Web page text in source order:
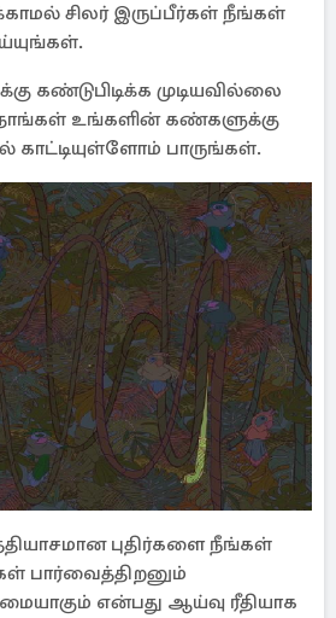
சிலர் இருப்பீர்கள் நீங்கள்
கண்டுபிடிக்க முடியவில்லை
உங்களின் கண்களுக்கு
காட்டியுள்ளோம் பாருங்கள்.
புதிர்களை நீங்கள்
பார்வைத்திறனும்
என்பது ஆய்வு ரீதியாக